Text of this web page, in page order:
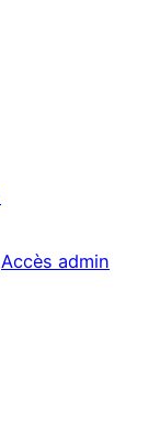
Accès admin